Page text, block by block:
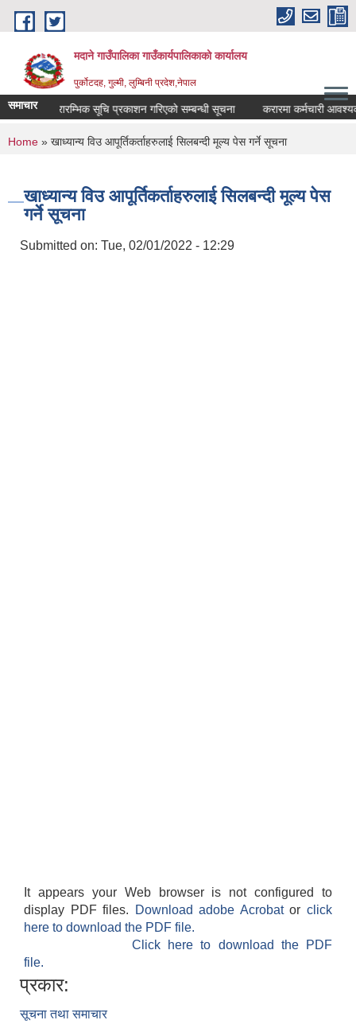
Skip to main content
मदाने गाउँपालिका गाउँकार्यपालिकाको कार्यालय
पुर्कोटदह, गुल्मी, लुम्बिनी प्रदेश,नेपाल
समाचार
मिति तथा प्रारम्भिक सूचि प्रकाशन गरिएको सम्बन्धी सूचना करारमा कर्मचारी
You are here
Home » खाध्यान्य विउ आपूर्तिकर्ताहरुलाई सिलबन्दी मूल्य पेस गर्ने सूचना
खाध्यान्य विउ आपूर्तिकर्ताहरुलाई सिलबन्दी मूल्य पेस
गर्ने सूचना
Submitted on: Tue, 02/01/2022 - 12:29
It appears your Web browser is not configured to
display PDF files.
Download adobe Acrobatorclick
here to download the PDF file.
Click here to download the PDF
file.
प्रकार:
सूचना तथा समाचार